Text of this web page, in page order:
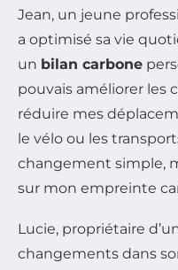
Jean, un jeune
a optimisé sa vie
un bilan carbone
pouvais améliorer les
réduire mes
le vélo ou les
changement simple,
sur mon empreinte
Lucie, propriétaire
changements dans